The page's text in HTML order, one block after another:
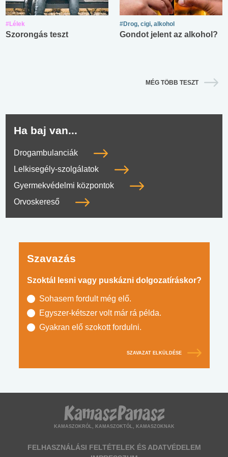
#Lélek
Szorongás teszt
#Drog, cigi, alkohol
Gondot jelent az alkohol?
MÉG TÖBB TESZT
Ha baj van...
Drogambulanciák
Lelkisegély-szolgálatok
Gyermekvédelmi központok
Orvoskereső
Szavazás
Szoktál lesni vagy puskázni dolgozatíráskor?
Sohasem fordult még elő.
Egyszer-kétszer volt már rá példa.
Gyakran elő szokott fordulni.
SZAVAZAT ELKÜLDÉSE
KAMASZOKRÓL, KAMASZOKTÓL, KAMASZOKNAK
FELHASZNÁLÁSI FELTÉTELEK ÉS ADATVÉDELEM